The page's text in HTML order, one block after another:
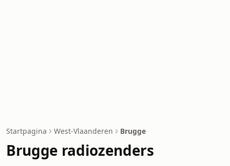
Startpagina West-Vlaanderen Brugge
Brugge radiozenders